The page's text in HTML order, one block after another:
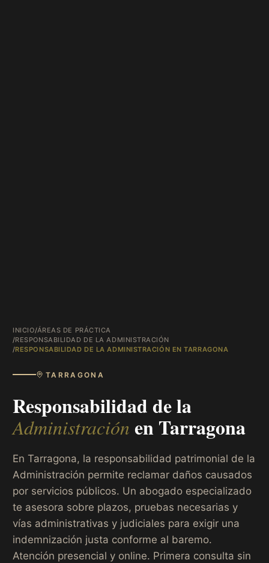
INICIO/ÁREAS DE PRÁCTICA
/RESPONSABILIDAD DE LA ADMINISTRACIÓN
/RESPONSABILIDAD DE LA ADMINISTRACIÓN EN TARRAGONA
TARRAGONA
Responsabilidad de la
Administración enTarragona
En Tarragona, la responsabilidad patrimonial de la
Administración permite reclamar daños causados
por servicios públicos. Un abogado especializado
te asesora sobre plazos, pruebas necesarias y
vías administrativas y judiciales para exigir una
indemnización justa conforme al baremo.
Atención presencial y online. Primera consulta sin